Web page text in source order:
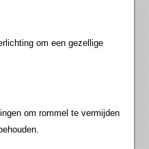
om een gezellige
om rommel te vermijden